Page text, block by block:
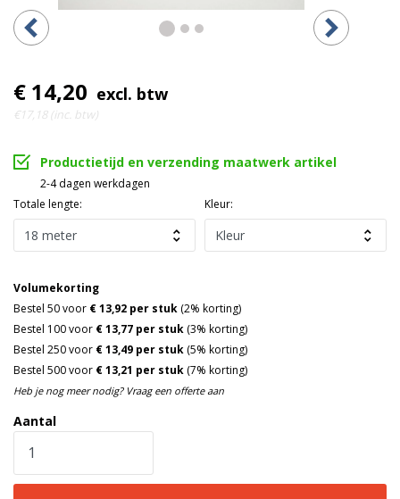
€ 14,20 excl. btw
€17,18 (inc. btw)
Productietijd en verzending maatwerk artikel
2-4 dagen werkdagen
Totale lengte:
Kleur:
Aantal
Volumekorting
Bestel 50 voor € 13,92 per stuk (2% korting)
Bestel 100 voor € 13,77 per stuk (3% korting)
Bestel 250 voor € 13,49 per stuk (5% korting)
Bestel 500 voor € 13,21 per stuk (7% korting)
Heb je nog meer nodig? Vraag een offerte aan